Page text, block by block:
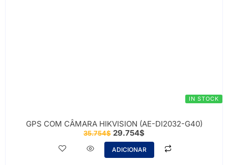
IN STOCK
GPS COM CÂMARA HIKVISION (AE-DI2032-G40)
35.754$ 29.754$
ADICIONAR